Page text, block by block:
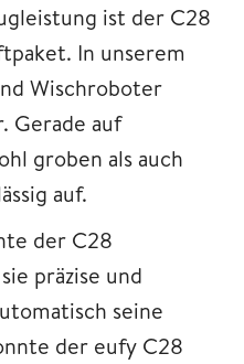
ist der C28
In unserem
Wischroboter
Gerade auf
groben als auch
auf.
der C28
präzise und
seine
der eufy C28